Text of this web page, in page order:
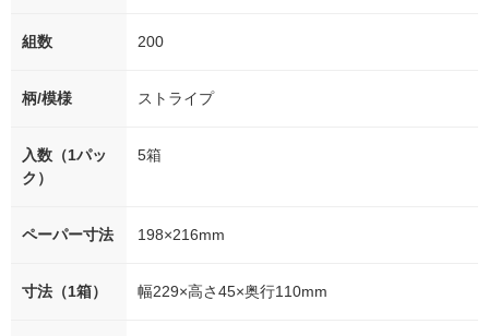
組数 200
柄/模様 ストライプ
入数（1パッ
ク）
5箱
ペーパー寸法 198×216mm
寸法（1箱） 幅229×高さ45×奥行110mm